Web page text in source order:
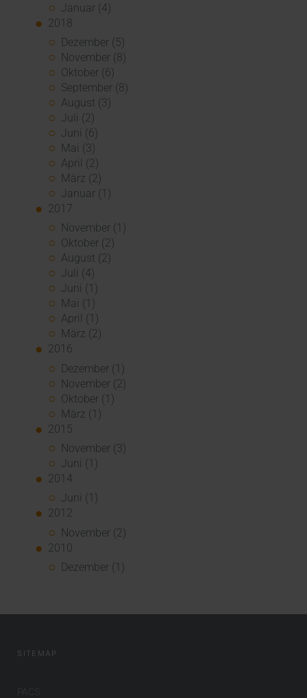
Januar (4)
2018
Dezember (5)
November (8)
Oktober (6)
September (8)
August (3)
Juli (2)
Juni (6)
Mai (3)
April (2)
März (2)
Januar (1)
2017
November (1)
Oktober (2)
August (2)
Juli (4)
Juni (1)
Mai (1)
April (1)
März (2)
2016
Dezember (1)
November (2)
Oktober (1)
März (1)
2015
November (3)
Juni (1)
2014
Juni (1)
2012
November (2)
2010
Dezember (1)
SITEMAP
PACS